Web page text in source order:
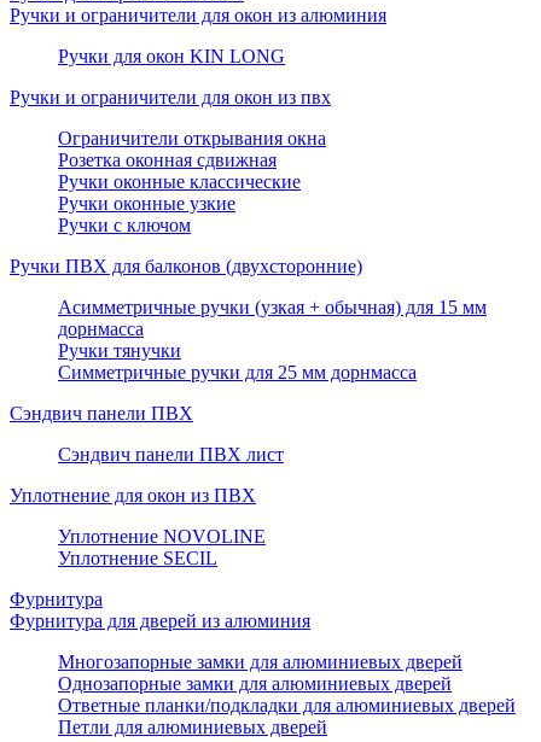
Ручки и ограничители для окон из алюминия
Ручки для окон KIN LONG
Ручки и ограничители для окон из пвх
Ограничители открывания окна
Розетка оконная сдвижная
Ручки оконные классические
Ручки оконные узкие
Ручки с ключом
Ручки ПВХ для балконов (двухсторонние)
Асимметричные ручки (узкая + обычная) для 15 мм
дорнмасса
Ручки тянучки
Симметричные ручки для 25 мм дорнмасса
Сэндвич панели ПВХ
Сэндвич панели ПВХ лист
Уплотнение для окон из ПВХ
Уплотнение NOVOLINE
Уплотнение SECIL
Фурнитура
Фурнитура для дверей из алюминия
Многозапорные замки для алюминиевых дверей
Однозапорные замки для алюминиевых дверей
Ответные планки/подкладки для алюминиевых дверей
Петли для алюминиевых дверей